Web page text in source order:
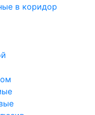
в коридор